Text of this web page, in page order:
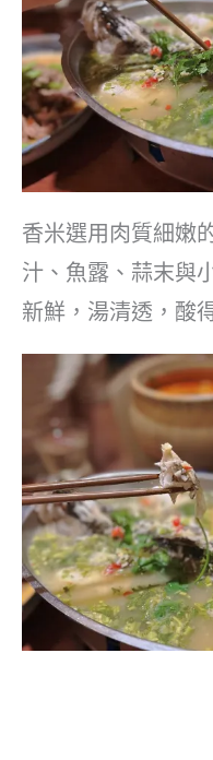
香米選用肉質細嫩
汁、魚露、蒜末與
新鮮，湯清透，酸